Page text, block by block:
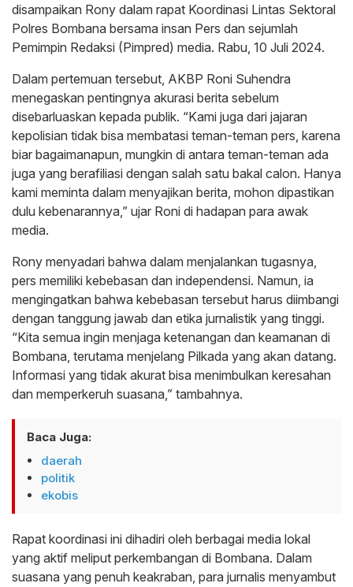
disampaikan Rony dalam rapat Koordinasi Lintas Sektoral
Polres Bombana bersama insan Pers dan sejumlah
Pemimpin Redaksi (Pimpred) media. Rabu, 10 Juli 2024.
Dalam pertemuan tersebut, AKBP Roni Suhendra
menegaskan pentingnya akurasi berita sebelum
disebarluaskan kepada publik. “Kami juga dari jajaran
kepolisian tidak bisa membatasi teman-teman pers, karena
biar bagaimanapun, mungkin di antara teman-teman ada
juga yang berafiliasi dengan salah satu bakal calon. Hanya
kami meminta dalam menyajikan berita, mohon dipastikan
dulu kebenarannya,” ujar Roni di hadapan para awak
media.
Rony menyadari bahwa dalam menjalankan tugasnya,
pers memiliki kebebasan dan independensi. Namun, ia
mengingatkan bahwa kebebasan tersebut harus diimbangi
dengan tanggung jawab dan etika jurnalistik yang tinggi.
“Kita semua ingin menjaga ketenangan dan keamanan di
Bombana, terutama menjelang Pilkada yang akan datang.
Informasi yang tidak akurat bisa menimbulkan keresahan
dan memperkeruh suasana,” tambahnya.
Baca Juga:
daerah
politik
ekobis
Rapat koordinasi ini dihadiri oleh berbagai media lokal
yang aktif meliput perkembangan di Bombana. Dalam
suasana yang penuh keakraban, para jurnalis menyambut